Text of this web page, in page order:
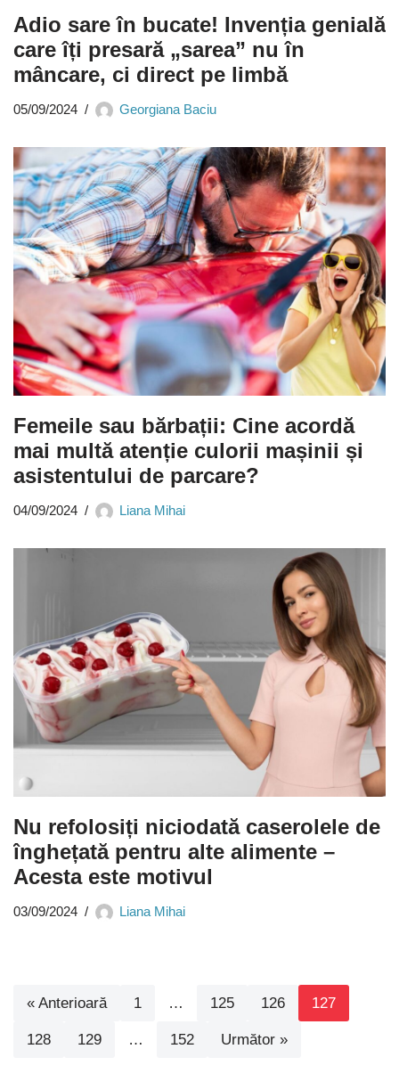
Adio sare în bucate! Invenția genială
care îți presară „sarea” nu în
mâncare, ci direct pe limbă
05/09/2024 Georgiana Baciu
Femeile sau bărbații: Cine acordă
mai multă atenție culorii mașinii și
asistentului de parcare?
04/09/2024 Liana Mihai
Nu refolosiți niciodată caserolele de
înghețată pentru alte alimente –
Acesta este motivul
03/09/2024 Liana Mihai
« Anterioară 1 … 125 126 127
128 129 … 152 Următor »